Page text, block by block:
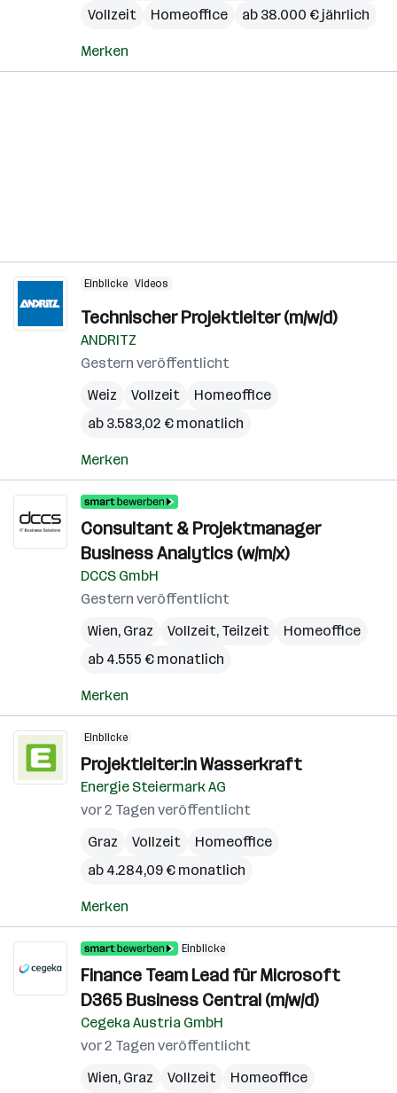
Vollzeit Homeoffice ab 38.000 € jährlich
Merken
Einblicke Videos
Technischer Projektleiter (m/w/d)
ANDRITZ
Gestern veröffentlicht
Weiz
Vollzeit
Homeoffice
ab 3.583,02 € monatlich
Merken
Consultant & Projektmanager
Business Analytics (w/m/x)
DCCS GmbH
Gestern veröffentlicht
Wien, Graz Vollzeit, Teilzeit
Homeoffice
ab 4.555 € monatlich
Merken
Einblicke
Projektleiter:in Wasserkraft
Energie Steiermark AG
vor 2 Tagen veröffentlicht
Graz
Vollzeit
Homeoffice
ab 4.284,09 € monatlich
Merken
Einblicke
Finance Team Lead für Microsoft
D365 Business Central (m/w/d)
Cegeka Austria GmbH
vor 2 Tagen veröffentlicht
Wien, Graz Vollzeit
Homeoffice